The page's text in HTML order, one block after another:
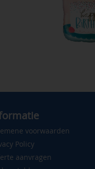
voorwaarden
Policy
aanvragen